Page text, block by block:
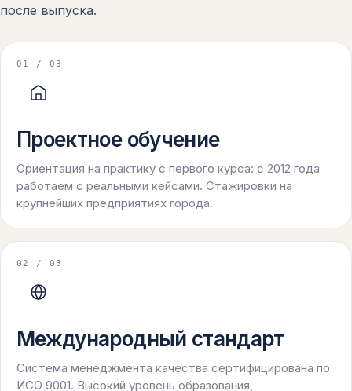
после выпуска.
0 1 / 03
Проектное обучение
Ориентация на практику с первого курса: с 2012 года
работаем с реальными кейсами. Стажировки на
крупнейших предприятиях города.
02 / 03
Международный стандарт
Система менеджмента качества сертифицирована по
ИСО 9001. Высокий уровень образования,